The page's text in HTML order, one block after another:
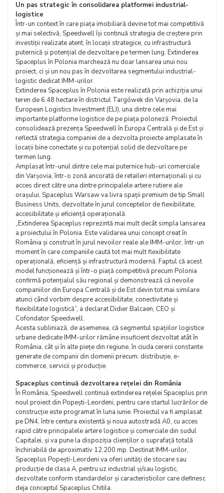
Un pas strategic în consolidarea platformei industrial-
logistice
Într-un context în care piața imobiliară devine tot mai competitivă
și mai selectivă, Speedwell își continuă strategia de creștere prin
investiții realizate atent, în locații strategice, cu infrastructură
puternică și potențial de dezvoltare pe termen lung. Extinderea
Spaceplus în Polonia marchează nu doar lansarea unui nou
proiect, ci și un nou pas în dezvoltarea segmentului industrial-
logistic dedicat IMM-urilor.
Extinderea Spaceplus în Polonia este realizată prin achiziția unui
teren de 6.48 hectare în districtul Targówek din Varșovia, de la
European Logistics Investment (ELI), una dintre cele mai
importante platforme logistice de pe piața poloneză. Proiectul
consolidează prezența Speedwell în Europa Centrală și de Est și
reflectă strategia companiei de a dezvolta proiecte amplasate în
locații bine conectate și cu potențial solid de dezvoltare pe
termen lung.
Amplasat într-unul dintre cele mai puternice hub-uri comerciale
din Varșovia, într-o zonă ancorată de retaileri internaționali și cu
acces direct către una dintre principalele artere rutiere ale
orașului, Spaceplus Warsaw va livra spații premium de tip Small
Business Units, dezvoltate în jurul conceptelor de flexibilitate,
accesibilitate și eficiență operațională.
„Extinderea Spaceplus reprezintă mai mult decât simpla lansarea
a proiectului în Polonia. Este validarea unui concept creat în
România și construit în jurul nevoilor reale ale IMM-urilor, într-un
moment în care companiile caută tot mai mult flexibilitate
operațională, eficiență și infrastructură modernă. Faptul că acest
model funcționează și într-o piață competitivă precum Polonia
confirmă potențialul său regional și demonstrează că nevoile
companiilor din Europa Centrală și de Est devin tot mai similare
atunci când vorbim despre accesibilitate, conectivitate și
flexibilitate logistică”, a declarat Didier Balcaen, CEO și
Cofondator Speedwell.
Acesta subliniază, de asemenea, că segmentul spațiilor logistice
urbane dedicate IMM-urilor rămâne insuficient dezvoltat atât în
România, cât și în alte piețe din regiune, în ciuda cererii constante
generate de companii din domenii precum: distribuție, e-
commerce, servicii și producție.
Spaceplus continuă dezvoltarea rețelei din România
În România, Speedwell continuă extinderea rețelei Spaceplus prin
noul proiect din Popești-Leordeni, pentru care startul lucrărilor de
construcție este programat în luna iunie. Proiectul va fi amplasat
pe DN4, între centura existentă și noua autostradă A0, cu acces
rapid către principalele artere logistice și comerciale din sudul
Capitalei, și va pune la dispoziția clienților o suprafață totală
închiriabilă de aproximativ 12.200 mp. Destinat IMM-urilor,
Spaceplus Popești-Leordeni va oferi unități de stocare sau
producție de clasa A, pentru uz industrial și/sau logistic,
dezvoltate conform standardelor și caracteristicilor care definesc
deja conceptul Spaceplus Chitila.